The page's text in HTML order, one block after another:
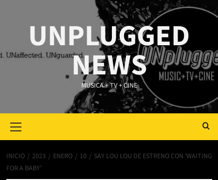
UNPLUGGED
NEWS
MUSICA + TV + CINE
Menu
INICIO 2023 ENERO 10
SAY LOU LOU DE ESTRENO CON ‘WAITING
FOR A BABY’